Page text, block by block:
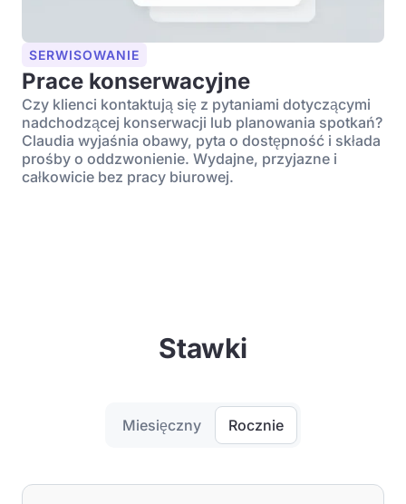
SERWISOWANIE
Prace konserwacyjne
Czy klienci kontaktują się z pytaniami dotyczącymi
nadchodzącej konserwacji lub planowania spotkań?
Claudia wyjaśnia obawy, pyta o dostępność i składa
prośby o oddzwonienie. Wydajne, przyjazne i
całkowicie bez pracy biurowej.
Stawki
Miesięczny Rocznie